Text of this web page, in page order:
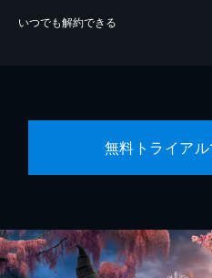
いつでも解約できる
無料トライア